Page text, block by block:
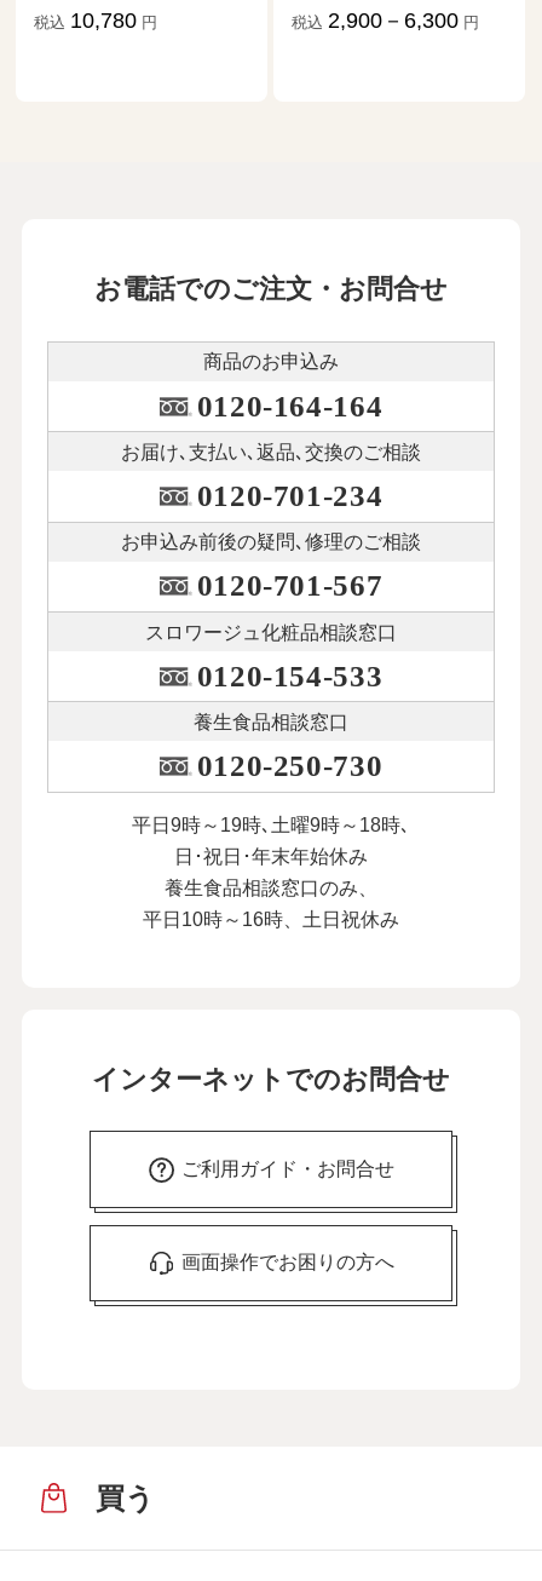
税込 10,780 円 税込 2,900－6,300 円
お電話でのご注文・お問合せ
商品のお申込み
0120-164-164
お届け､支払い､ 返品､交換のご相談
0120-701-234
お申込み前後の疑問､修理のご相談
0120-701-567
スロワージュ化粧品相談窓口
0120-154-533
養生食品相談窓口
0120-250-730
平日9時～19時､土曜9時～18時､
日･祝日･年末年始休み
養生食品相談窓口のみ、
平日10時～16時、土日祝休み
インターネットでのお問合せ
ご利用ガイド・お問合せ
画面操作でお困りの方へ
買う